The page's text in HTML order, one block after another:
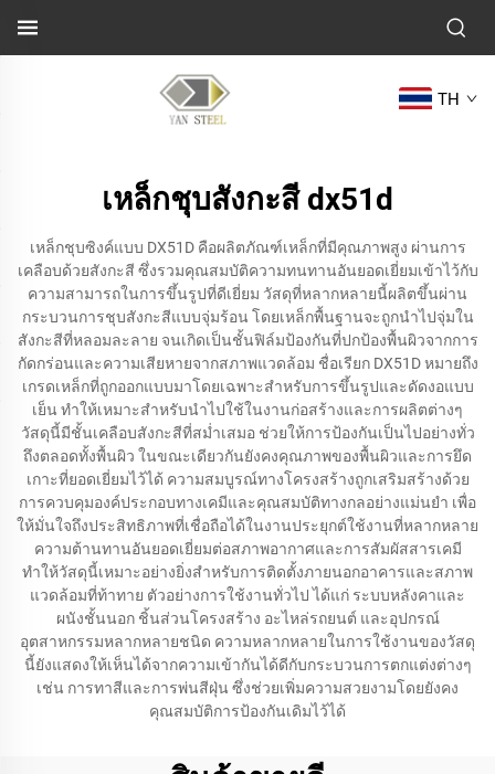
TH
เหล็กชุบสังกะสี dx51d
เหล็กชุบซิงค์แบบ DX51D คือผลิตภัณฑ์เหล็กที่มีคุณภาพสูง ผ่านการ
เคลือบด้วยสังกะสี ซึ่งรวมคุณสมบัติความทนทานอันยอดเยี่ยมเข้าไว้กับ
ความสามารถในการขึ้นรูปที่ดีเยี่ยม วัสดุที่หลากหลายนี้ผลิตขึ้นผ่าน
กระบวนการชุบสังกะสีแบบจุ่มร้อน โดยเหล็กพื้นฐานจะถูกนำไปจุ่มใน
สังกะสีที่หลอมละลาย จนเกิดเป็นชั้นฟิล์มป้องกันที่ปกป้องพื้นผิวจากการ
กัดกร่อนและความเสียหายจากสภาพแวดล้อม ชื่อเรียก DX51D หมายถึง
เกรดเหล็กที่ถูกออกแบบมาโดยเฉพาะสำหรับการขึ้นรูปและดัดงอแบบ
เย็น ทำให้เหมาะสำหรับนำไปใช้ในงานก่อสร้างและการผลิตต่างๆ
วัสดุนี้มีชั้นเคลือบสังกะสีที่สม่ำเสมอ ช่วยให้การป้องกันเป็นไปอย่างทั่ว
ถึงตลอดทั้งพื้นผิว ในขณะเดียวกันยังคงคุณภาพของพื้นผิวและการยึด
เกาะที่ยอดเยี่ยมไว้ได้ ความสมบูรณ์ทางโครงสร้างถูกเสริมสร้างด้วย
การควบคุมองค์ประกอบทางเคมีและคุณสมบัติทางกลอย่างแม่นยำ เพื่อ
ให้มั่นใจถึงประสิทธิภาพที่เชื่อถือได้ในงานประยุกต์ใช้งานที่หลากหลาย
ความต้านทานอันยอดเยี่ยมต่อสภาพอากาศและการสัมผัสสารเคมี
ทำให้วัสดุนี้เหมาะอย่างยิ่งสำหรับการติดตั้งภายนอกอาคารและสภาพ
แวดล้อมที่ท้าทาย ตัวอย่างการใช้งานทั่วไป ได้แก่ ระบบหลังคาและ
ผนังชั้นนอก ชิ้นส่วนโครงสร้าง อะไหล่รถยนต์ และอุปกรณ์
อุตสาหกรรมหลากหลายชนิด ความหลากหลายในการใช้งานของวัสดุ
นี้ยังแสดงให้เห็นได้จากความเข้ากันได้ดีกับกระบวนการตกแต่งต่างๆ
เช่น การทาสีและการพ่นสีฝุ่น ซึ่งช่วยเพิ่มความสวยงามโดยยังคง
คุณสมบัติการป้องกันเดิมไว้ได้